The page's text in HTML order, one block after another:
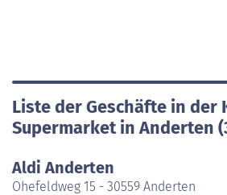
Liste der Geschäfte in der
Supermarket in Anderten
Aldi Anderten
Ohefeldweg 15 - 30559 Anderten